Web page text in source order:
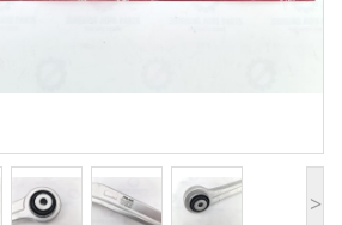
>